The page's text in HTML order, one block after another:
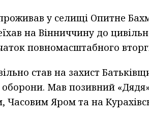
у селищі Опитне
на Вінниччину до
повномасштабного
став на захист
оборони. Мав позивний
Часовим Яром та на